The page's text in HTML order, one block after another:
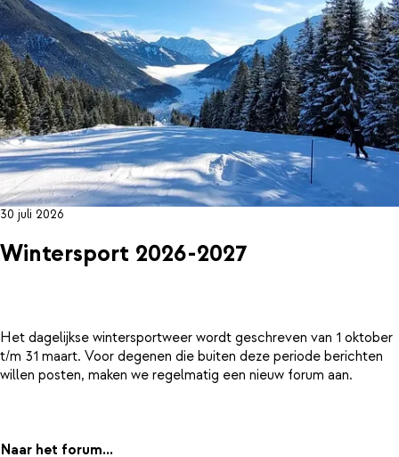
30 juli 2026
Wintersport 2026-2027
Het dagelijkse wintersportweer wordt geschreven van 1 oktober
t/m 31 maart. Voor degenen die buiten deze periode berichten
willen posten, maken we regelmatig een nieuw forum aan.
Naar het forum...